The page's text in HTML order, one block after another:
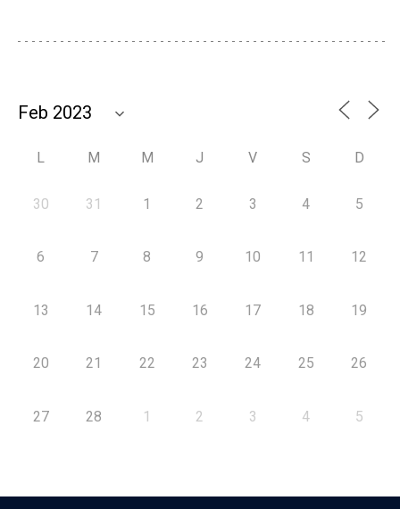
L M M J V S D
30 31 1 2 3 4 5
6 7 8 9 10 11 12
13 14 15 16 17 18 19
20 21 22 23 24 25 26
27 28 1 2 3 4 5